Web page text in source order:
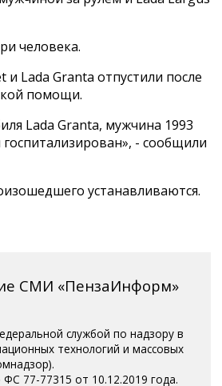
человека.
и Lada Granta отпустили после
помощи.
Lada Granta, мужчина 1993
- сообщили
устанавливаются.
СМИ «ПензаИнформ»
службой по надзору в
технологий и массовых
77-77315 от 10.12.2019 года.